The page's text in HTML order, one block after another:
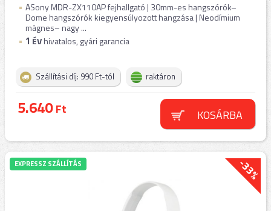
ASony MDR-ZX110AP fejhallgató | 30mm-es hangszórók–
Dome hangszórók kiegyensúlyozott hangzása | Neodímium
mágnes– nagy ...
1 ÉVhivatalos, gyári garancia
Szállítási díj: 990 Ft-tól raktáron
5.640Ft KOSÁRBA
-33%
EXPRESSZ SZÁLLÍTÁS